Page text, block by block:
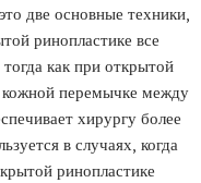
две основные техники,
ринопластике все
как при открытой
кожной перемычке между
хирургу более
в случаях, когда
ринопластике